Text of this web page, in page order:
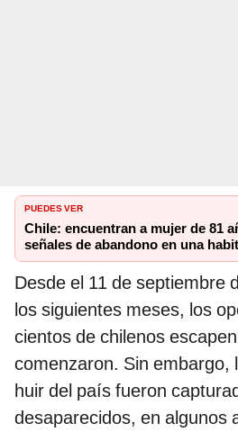
PUEDES VER
Chile: encuentran a mujer de 81
señales de abandono en una
Desde el 11 de septiembre
los siguientes meses, los
cientos de chilenos
comenzaron. Sin embargo,
huir del país fueron
desaparecidos, en algunos